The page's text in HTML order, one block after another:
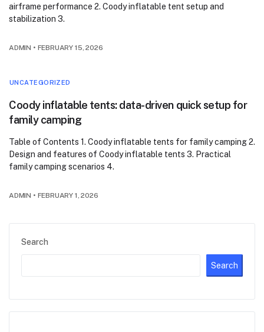
Search
Search
airframe performance 2. Coody inflatable tent setup and
stabilization 3.
ADMIN • FEBRUARY 15, 2026
UNCATEGORIZED
Coody inflatable tents: data-driven quick setup for
family camping
Table of Contents 1. Coody inflatable tents for family camping 2.
Design and features of Coody inflatable tents 3. Practical
family camping scenarios 4.
ADMIN • FEBRUARY 1, 2026